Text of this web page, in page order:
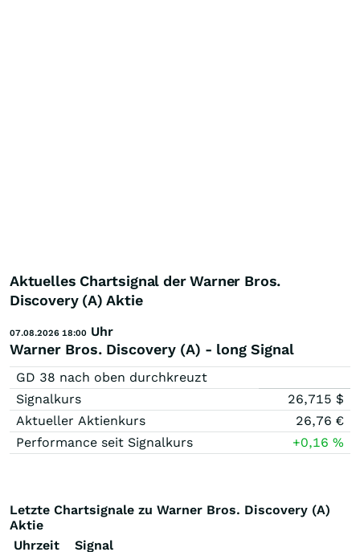
Aktuelles Chartsignal der Warner Bros.
Discovery (A) Aktie
07.08.2026 18:00 Uhr
Warner Bros. Discovery (A) - long Signal
GD 38 nach oben durchkreuzt
Signalkurs
26,715 $
Aktueller Aktienkurs
26,76 €
Performance seit Signalkurs
+0,16 %
Letzte Chartsignale zu Warner Bros. Discovery (A)
Aktie
Uhrzeit
Signal